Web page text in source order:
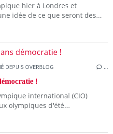
hier à Londres et
idée de ce que seront des...
DEPUIS OVERBLOG …
!
international (CIO)
olympiques d'été...